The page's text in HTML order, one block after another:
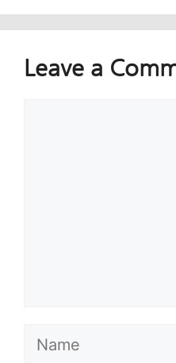
Leave a
Name